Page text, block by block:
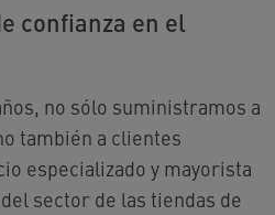
confianza en el
no sólo suministramos a
también a clientes
especializado y mayorista
sector de las tiendas de